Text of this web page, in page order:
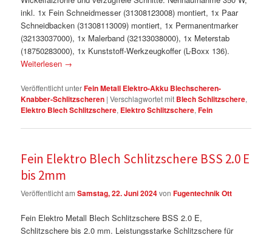
inkl. 1x Fein Schneidmesser (31308123008) montiert, 1x Paar
Schneidbacken (31308113009) montiert, 1x Permanentmarker
(32133037000), 1x Malerband (32133038000), 1x Meterstab
(18750283000), 1x Kunststoff-Werkzeugkoffer (L-Boxx 136).
Weiterlesen →
Veröffentlicht unterFein Metall Elektro-Akku Blechscheren-
Knabber-Schlitzscheren |Verschlagwortet mit Blech Schlitzschere,
Elektro Blech Schlitzschere, Elektro Schlitzschere,Fein
Fein Elektro Blech Schlitzschere BSS 2.0 E
bis 2mm
Veröffentlicht amSamstag, 22. Juni 2024vonFugentechnik Ott
Fein Elektro Metall Blech Schlitzschere BSS 2.0 E,
Schlitzschere bis 2.0 mm. Leistungsstarke Schlitzschere für